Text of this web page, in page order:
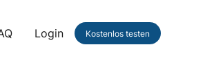
Login Kostenlos testen